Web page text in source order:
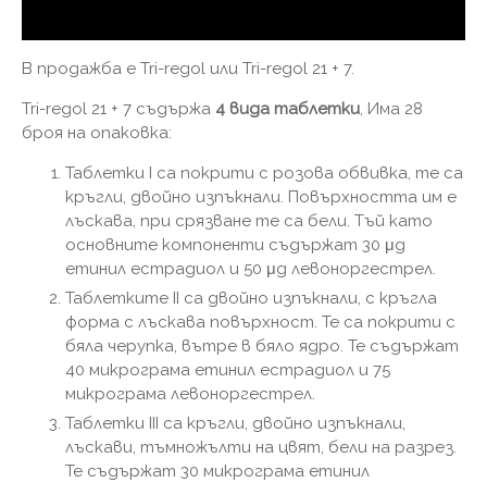
В продажба е Tri-regol или Tri-regol 21 + 7.
Tri-regol 21 + 7 съдържа 4 вида таблетки , Има 28
броя на опаковка:
Таблетки I са покрити с розова обвивка, те са
кръгли, двойно изпъкнали. Повърхността им е
лъскава, при срязване те са бели. Тъй като
основните компоненти съдържат 30 μg
етинил естрадиол и 50 μg левоноргестрел.
Таблетките II са двойно изпъкнали, с кръгла
форма с лъскава повърхност. Те са покрити с
бяла черупка, вътре в бяло ядро. Те съдържат
40 микрограма етинил естрадиол и 75
микрограма левоноргестрел.
Таблетки III са кръгли, двойно изпъкнали,
лъскави, тъмножълти на цвят, бели на разрез.
Те съдържат 30 микрограма етинил